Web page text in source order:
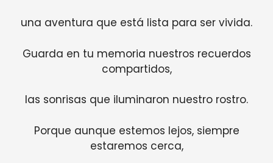
una aventura que está lista para ser vivida.
Guarda en tu memoria nuestros recuerdos
compartidos,
las sonrisas que iluminaron nuestro rostro.
Porque aunque estemos lejos, siempre
estaremos cerca,